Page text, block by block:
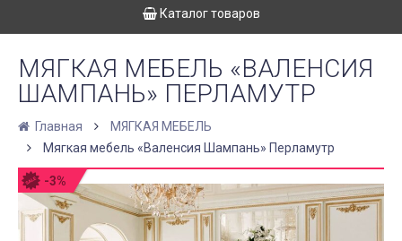
Каталог товаров
МЯГКАЯ МЕБЕЛЬ «ВАЛЕНСИЯ
ШАМПАНЬ» ПЕРЛАМУТР
Главная
МЯГКАЯ МЕБЕЛЬ
Мягкая мебель «Валенсия Шампань» Перламутр
-3%